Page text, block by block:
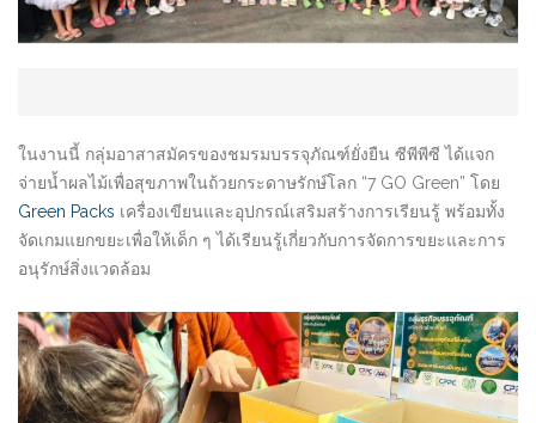
ในงานนี้ กลุ่มอาสาสมัครของชมรมบรรจุภัณฑ์ยั่งยืน ซีพีพีซี ได้แจก
จ่ายน้ำผลไม้เพื่อสุขภาพในถ้วยกระดาษรักษ์โลก “7 GO Green” โดย
Green Packs เครื่องเขียนและอุปกรณ์เสริมสร้างการเรียนรู้ พร้อมทั้ง
จัดเกมแยกขยะเพื่อให้เด็ก ๆ ได้เรียนรู้เกี่ยวกับการจัดการขยะและการ
อนุรักษ์สิ่งแวดล้อม